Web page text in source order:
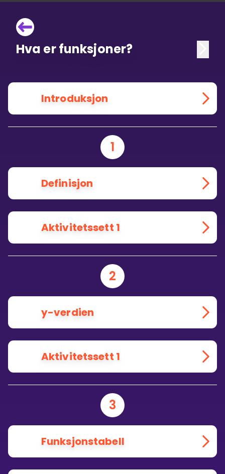
Hva er funksjoner?
Introduksjon
1
Definisjon
Aktivitetssett 1
2
y-verdien
Aktivitetssett 1
3
Funksjonstabell